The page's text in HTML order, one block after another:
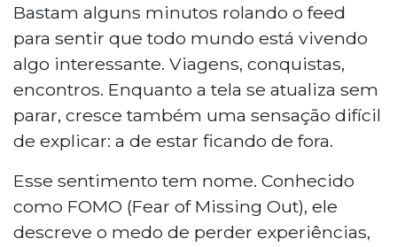
Bastam alguns minutos rolando o feed
para sentir que todo mundo está vivendo
algo interessante. Viagens, conquistas,
encontros. Enquanto a tela se atualiza sem
parar, cresce também uma sensação difícil
de explicar: a de estar ficando de fora.
Esse sentimento tem nome. Conhecido
como FOMO (Fear of Missing Out), ele
descreve o medo de perder experiências,